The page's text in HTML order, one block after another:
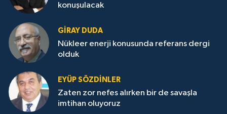
konuşulacak
GİRAY DUDA
Nükleer enerji konusunda referans dergi
olduk
EYÜP SÖZDİNLER
Zaten zor nefes alırken bir de savaşla
imtihan oluyoruz